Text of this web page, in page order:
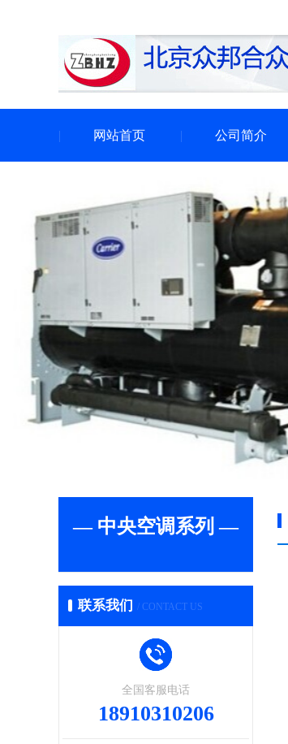
网站首页 公司简介
— 中央空调系列 —
联系我们 / CONTACT US
全国客服电话
18910310206